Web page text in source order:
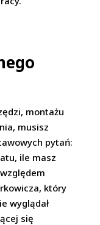
montażu
musisz
pytań:
ile masz
który
wyglądał
się